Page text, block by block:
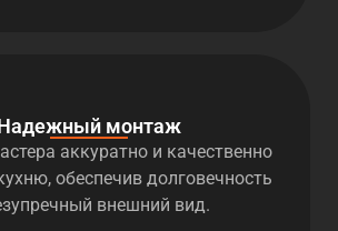
монтаж
аккуратно и качественно
обеспечив долговечность
внешний вид.